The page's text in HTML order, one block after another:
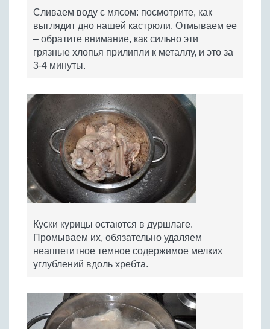
Сливаем воду с мясом: посмотрите, как
выглядит дно нашей кастрюли. Отмываем ее
– обратите внимание, как сильно эти
грязные хлопья прилипли к металлу, и это за
3-4 минуты.
Куски курицы остаются в дуршлаге.
Промываем их, обязательно удаляем
неаппетитное темное содержимое мелких
углублений вдоль хребта.